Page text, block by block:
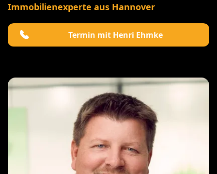
Immobilienexperte aus Hannover
Termin mit Henri Ehmke